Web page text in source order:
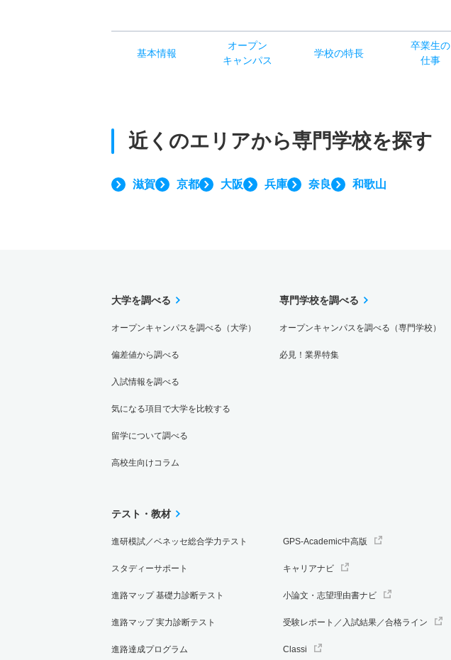
基本情報
オープン
キャンパス
学校の特長
卒業生の
仕事
近くのエリアから専門学校を探す
滋賀 京都 大阪 兵庫 奈良 和歌山
大学を調べる
オープンキャンパスを調べる（大学）
偏差値から調べる
入試情報を調べる
気になる項目で大学を比較する
留学について調べる
高校生向けコラム
専門学校を調べる
オープンキャンパスを調べる（専門学校）
必見！業界特集
テスト・教材
進研模試／ベネッセ総合学力テスト
スタディーサポート
進路マップ 基礎力診断テスト
進路マップ 実力診断テスト
進路達成プログラム
GPS-Academic中高版
キャリアナビ
小論文・志望理由書ナビ
受験レポート／入試結果／合格ライン
Classi